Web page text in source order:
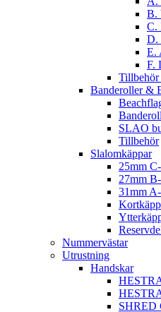
B.
C.
D.
E.
F.
Tillbehör
Banderoller &
SLAO
Tillbehör
Slalomkäppar
25mm
27mm
31mm
Nummervästar
Utrustning
Handskar
SHRED